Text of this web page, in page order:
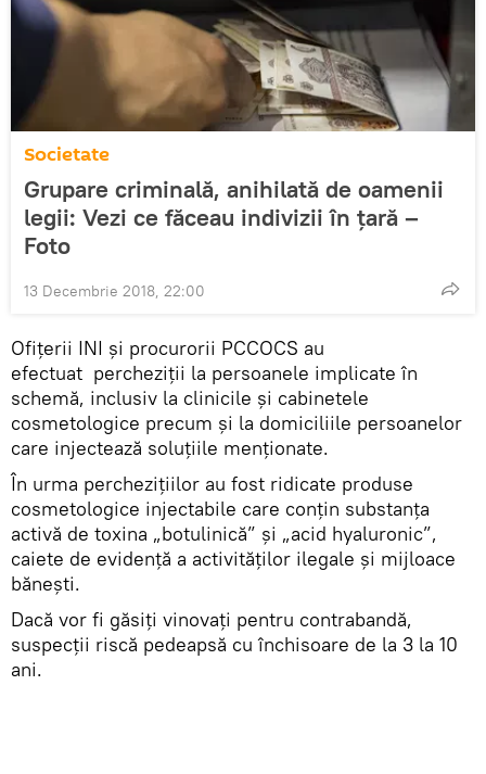
Societate
Grupare criminală, anihilată de oamenii
legii: Vezi ce făceau indivizii în țară –
Foto
13 Decembrie 2018, 22:00
Ofițerii INI și procurorii PCCOCS au
efectuat percheziții la persoanele implicate în
schemă, inclusiv la clinicile și cabinetele
cosmetologice precum și la domiciliile persoanelor
care injectează soluțiile menționate.
În urma perchezițiilor au fost ridicate produse
cosmetologice injectabile care conțin substanța
activă de toxina „botulinică” și „acid hyaluronic”,
caiete de evidență a activităților ilegale și mijloace
bănești.
Dacă vor fi găsiți vinovați pentru contrabandă,
suspecții riscă pedeapsă cu închisoare de la 3 la 10
ani.